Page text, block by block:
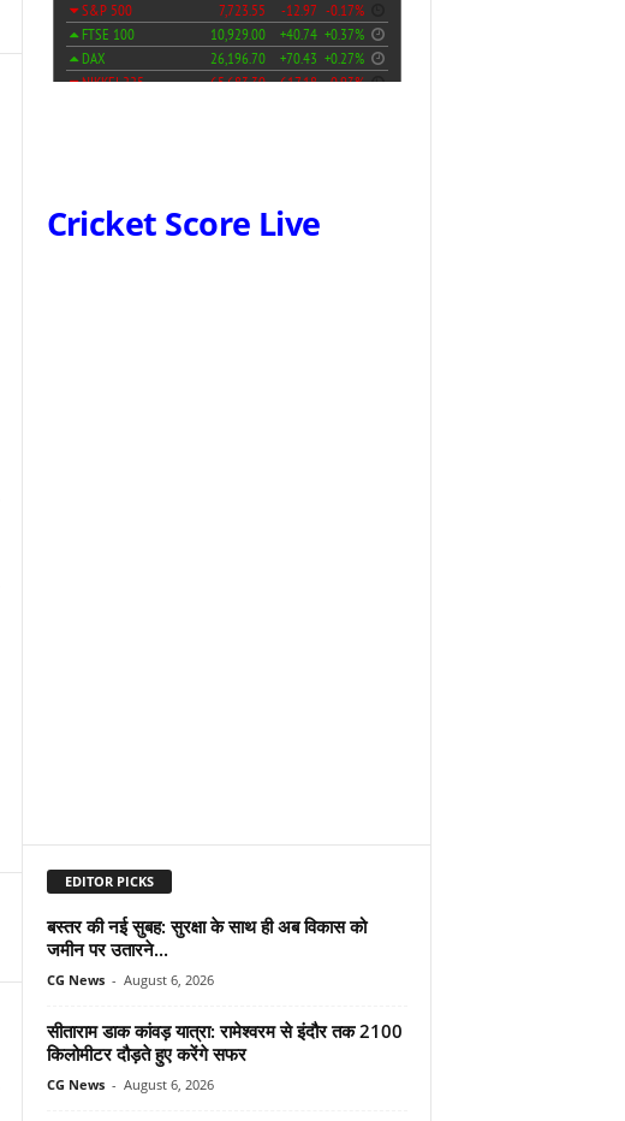
Cricket Score Live
EDITOR PICKS
बस्तर की नई सुबह: सुरक्षा के साथ ही अब विकास को
जमीन पर उतारने...
CG News - August 6, 2026
सीताराम डाक कांवड़ यात्रा: रामेश्वरम से इंदौर तक 2100
किलोमीटर दौड़ते हुए करेंगे सफर
CG News - August 6, 2026